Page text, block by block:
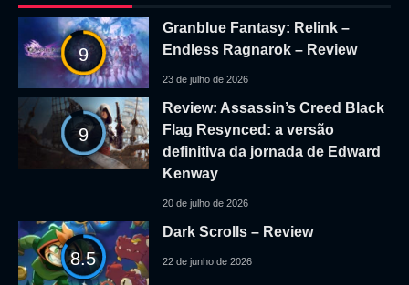
9
Granblue Fantasy: Relink –
Endless Ragnarok – Review
23 de julho de 2026
9
Review: Assassin’s Creed Black
Flag Resynced: a versão
definitiva da jornada de Edward
Kenway
20 de julho de 2026
8.5
Dark Scrolls – Review
22 de junho de 2026